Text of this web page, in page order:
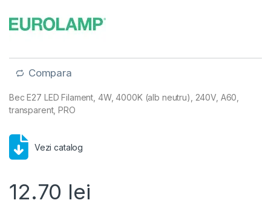
Compara
Bec E27 LED Filament, 4W, 4000K (alb neutru), 240V, A60,
transparent, PRO
Vezi catalog
12.70 lei